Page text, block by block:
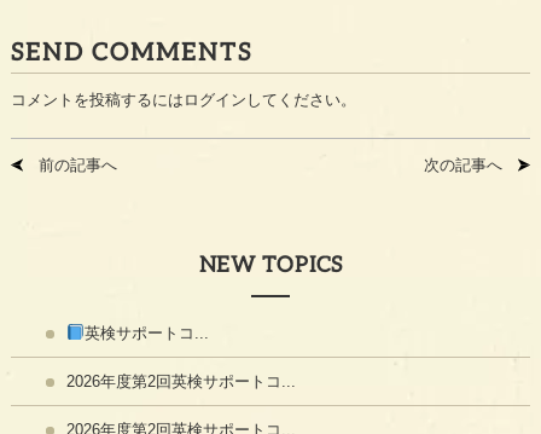
SEND COMMENTS
コメントを投稿するには ログイン してください。
前の記事へ 次の記事へ
NEW TOPICS
英検サポートコ...
2026年度第2回英検サポートコ...
2026年度第2回英検サポートコ...